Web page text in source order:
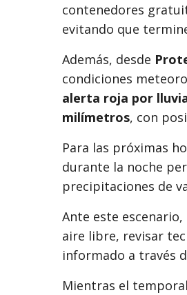
contenedores
evitando que
Además, desde
condiciones
alerta roja por
milímetros, con
Para las próximas
durante la noche
precipitaciones de
Ante este
aire libre, revisar
informado a través
Mientras el